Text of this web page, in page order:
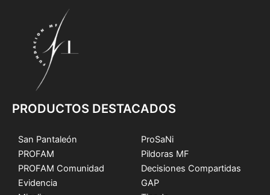
PRODUCTOS DESTACADOS
San Pantaleón
PROFAM
PROFAM Comunidad
Evidencia
ProSaNi
Pildoras MF
Decisiones Compartidas
GAP